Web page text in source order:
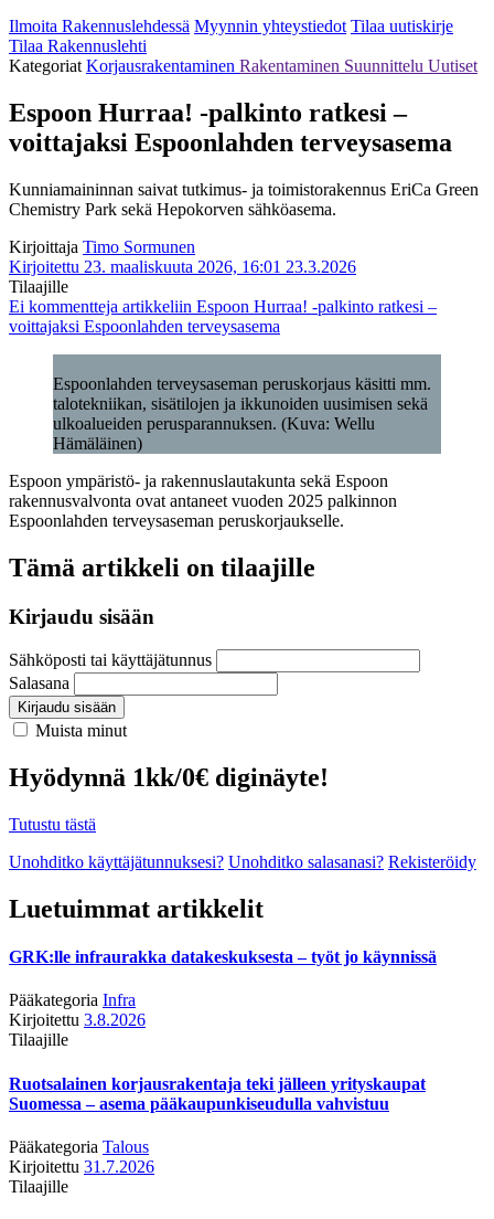
Ilmoita Rakennuslehdessä Myynnin yhteystiedot Tilaa uutiskirje
Tilaa Rakennuslehti
Kategoriat Korjausrakentaminen Rakentaminen Suunnittelu Uutiset
Espoon Hurraa! -palkinto ratkesi –
voittajaksi Espoonlahden terveysasema
Kunniamaininnan saivat tutkimus- ja toimistorakennus EriCa Green
Chemistry Park sekä Hepokorven sähköasema.
Kirjoittaja Timo Sormunen
Kirjoitettu 23. maaliskuuta 2026, 16:01 23.3.2026
Tilaajille
Ei kommentteja artikkeliin Espoon Hurraa! -palkinto ratkesi –
voittajaksi Espoonlahden terveysasema
Espoonlahden terveysaseman peruskorjaus käsitti mm.
talotekniikan, sisätilojen ja ikkunoiden uusimisen sekä
ulkoalueiden perusparannuksen. (Kuva: Wellu
Hämäläinen)
Espoon ympäristö- ja rakennuslautakunta sekä Espoon
rakennusvalvonta ovat antaneet vuoden 2025 palkinnon
Espoonlahden terveysaseman peruskorjaukselle.
Tämä artikkeli on tilaajille
Kirjaudu sisään
Sähköposti tai käyttäjätunnus
Salasana
Kirjaudu sisään
Muista minut
Hyödynnä 1kk/0€ diginäyte!
Tutustu tästä
Unohditko käyttäjätunnuksesi? Unohditko salasanasi? Rekisteröidy
Luetuimmat artikkelit
GRK:lle infraurakka datakeskuksesta – työt jo käynnissä
Pääkategoria Infra
Kirjoitettu 3.8.2026
Tilaajille
Ruotsalainen korjausrakentaja teki jälleen yrityskaupat
Suomessa – asema pääkaupunkiseudulla vahvistuu
Pääkategoria Talous
Kirjoitettu 31.7.2026
Tilaajille